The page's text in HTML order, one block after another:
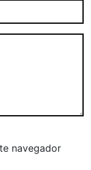
navegador